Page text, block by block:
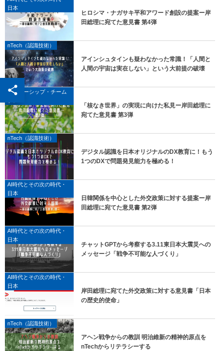
日本
ヒロシマ・ナガサキ平和アワード創設の提案ー岸
田総理に宛てた意見書 第4弾
nTech（認識技術）
アインシュタインも疑わなかった常識！「人間と
人間の宇宙は実在しない」という大前提の破壊
リーダーシップ・チーム
「核なき世界」の実現に向けた私見ー岸田総理に
宛てた意見書 第3弾
nTech（認識技術）
デジタル認識を日本オリジナルのDX教育に！もう
1つのDXで問題発見能力を極める！
AI時代とその次の時代・
日本
日韓関係を中心とした外交政策に対する提案ー岸
田総理に宛てた意見書 第2弾
AI時代とその次の時代・
日本
チャットGPTから考察する3.11東日本大震災への
メッセージ「戦争不可能な人づくり」
AI時代とその次の時代・
日本
岸田総理に宛てた外交政策に対する意見書「日本
の歴史的使命」
nTech（認識技術）
アヘン戦争からの教訓 明治維新の精神的原点を
nTechからリテラシーする